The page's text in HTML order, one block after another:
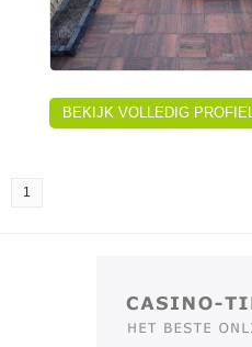
BEKIJK VOLLEDIG PROFIEL
1